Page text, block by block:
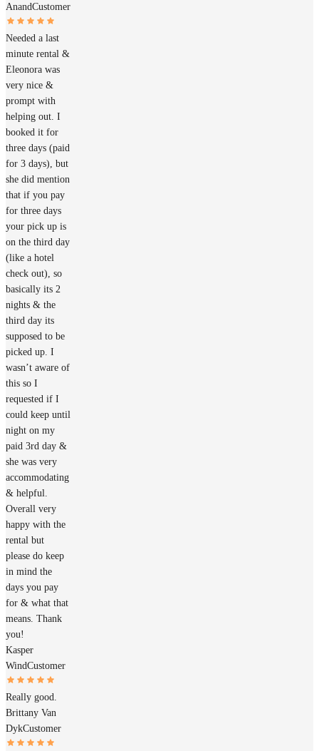
AnandCustomer
Needed a last
minute rental &
Eleonora was
very nice &
prompt with
helping out. I
booked it for
three days (paid
for 3 days), but
she did mention
that if you pay
for three days
your pick up is
on the third day
(like a hotel
check out), so
basically its 2
nights & the
third day its
supposed to be
picked up. I
wasn’t aware of
this so I
requested if I
could keep until
night on my
paid 3rd day &
she was very
accommodating
& helpful.
Overall very
happy with the
rental but
please do keep
in mind the
days you pay
for & what that
means. Thank
you!
Kasper
WindCustomer
Really good.
Brittany Van
DykCustomer